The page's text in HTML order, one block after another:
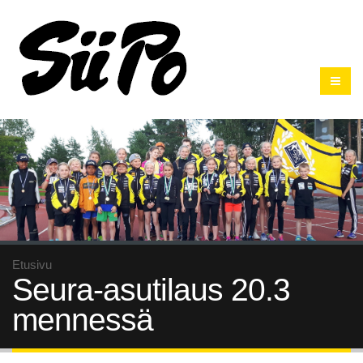
Etusivu
Seura-asutilaus 20.3
mennessä